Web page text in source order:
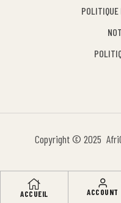
ACCUEIL ACCOUNT
Copyright © 2025